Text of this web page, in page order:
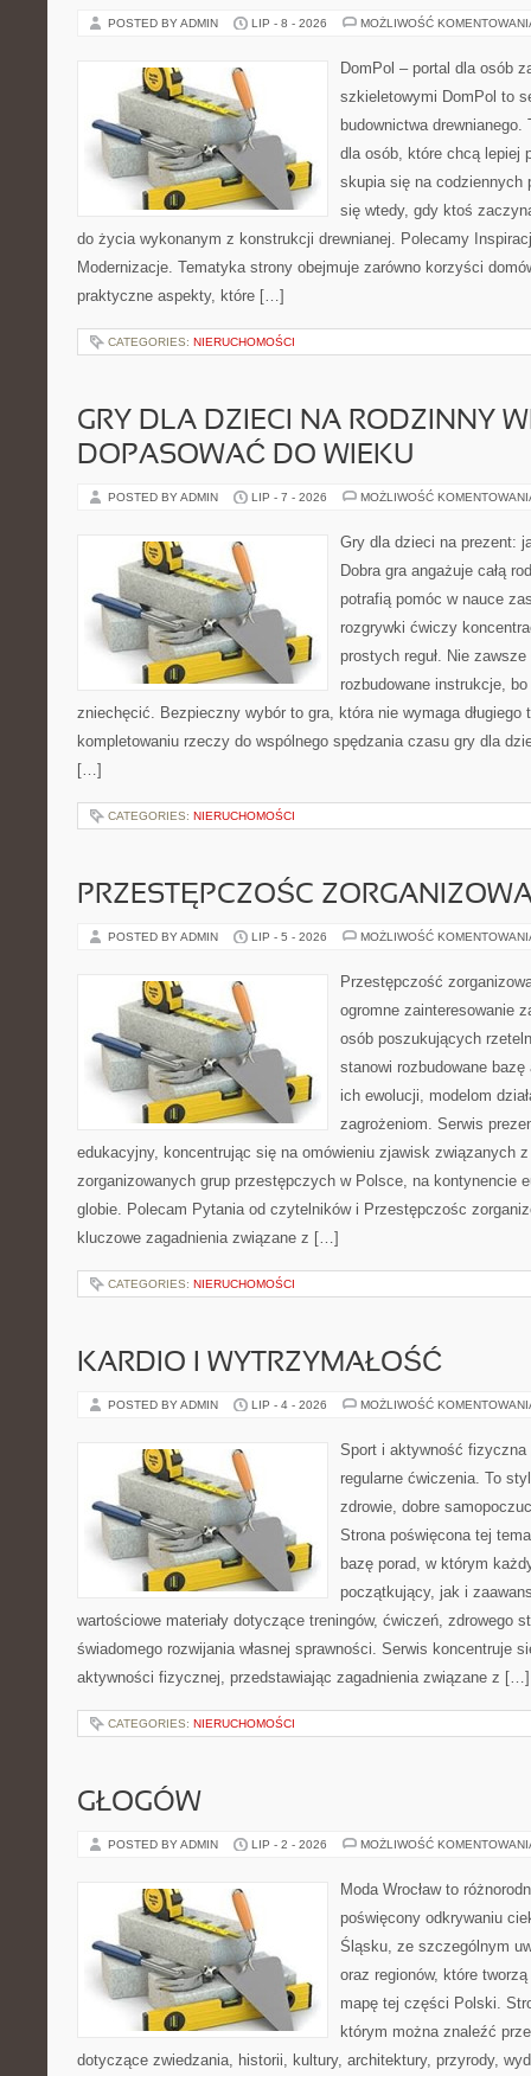
POSTED BY ADMIN LIP - 8 - 2026 MOŻLIWOŚĆ
DomPol – portal dla osób
szkieletowymi DomPol to
budownictwa drewnianego.
dla osób, które chcą lepiej
skupia się na codziennych
się wtedy, gdy ktoś
do życia wykonanym z konstrukcji drewnianej. Polecamy
Modernizacje. Tematyka strony obejmuje zarówno korzyści
praktyczne aspekty, które […]
CATEGORIES: NIERUCHOMOŚCI
GRY DLA DZIECI NA RODZINNY
DOPASOWAĆ DO WIEKU
POSTED BY ADMIN LIP - 7 - 2026 MOŻLIWOŚĆ
Gry dla dzieci na prezent:
Dobra gra angażuje całą
potrafią pomóc w nauce
rozgrywki ćwiczy
prostych reguł. Nie
rozbudowane instrukcje,
zniechęcić. Bezpieczny wybór to gra, która nie wymaga długiego
kompletowaniu rzeczy do wspólnego spędzania czasu gry dla
[…]
CATEGORIES: NIERUCHOMOŚCI
PRZESTĘPCZOŚC
POSTED BY ADMIN LIP - 5 - 2026 MOŻLIWOŚĆ
Przestępczość
ogromne zainteresowanie
osób poszukujących
stanowi rozbudowane
ich ewolucji, modelom
zagrożeniom. Serwis
edukacyjny, koncentrując się na omówieniu zjawisk związanych z
zorganizowanych grup przestępczych w Polsce, na kontynencie
globie. Polecam Pytania od czytelników i Przestępczośc
kluczowe zagadnienia związane z […]
CATEGORIES: NIERUCHOMOŚCI
KARDIO I WYTRZYMAŁOŚĆ
POSTED BY ADMIN LIP - 4 - 2026 MOŻLIWOŚĆ
Sport i aktywność
regularne ćwiczenia. To
zdrowie, dobre
Strona poświęcona tej
bazę porad, w którym
początkujący, jak i
wartościowe materiały dotyczące treningów, ćwiczeń, zdrowego
świadomego rozwijania własnej sprawności. Serwis koncentruje
aktywności fizycznej, przedstawiając zagadnienia związane z […]
CATEGORIES: NIERUCHOMOŚCI
GŁOGÓW
POSTED BY ADMIN LIP - 2 - 2026 MOŻLIWOŚĆ
Moda Wrocław to
poświęcony odkrywaniu
Śląsku, ze szczególnym
oraz regionów, które
mapę tej części Polski.
którym można znaleźć
dotyczące zwiedzania, historii, kultury, architektury, przyrody,